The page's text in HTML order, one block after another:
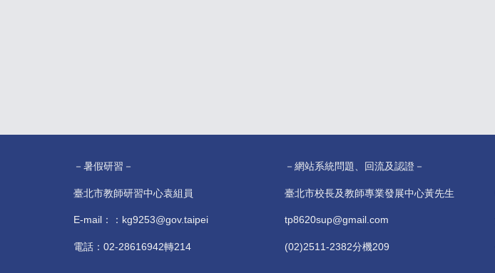
－暑假研習－
臺北市教師研習中心袁組員
E-mail：：kg9253@gov.taipei
電話：02-28616942轉214
－網站系統問題、回流及認證－
臺北市校長及教師專業發展中心黃先生
tp8620sup@gmail.com
(02)2511-2382分機209